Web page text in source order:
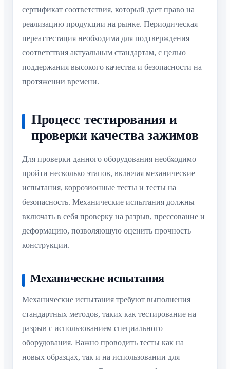
сертификат соответствия, который дает право на
реализацию продукции на рынке. Периодическая
переаттестация необходима для подтверждения
соответствия актуальным стандартам, с целью
поддержания высокого качества и безопасности на
протяжении времени.
Процесс тестирования и
проверки качества зажимов
Для проверки данного оборудования необходимо
пройти несколько этапов, включая механические
испытания, коррозионные тесты и тесты на
безопасность. Механические испытания должны
включать в себя проверку на разрыв, прессование и
деформацию, позволяющую оценить прочность
конструкции.
Механические испытания
Механические испытания требуют выполнения
стандартных методов, таких как тестирование на
разрыв с использованием специального
оборудования. Важно проводить тесты как на
новых образцах, так и на использовании для